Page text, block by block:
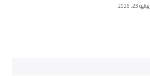
يوليو 23, 2026